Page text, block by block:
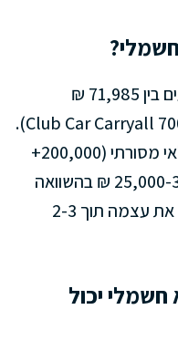
מחירי טרקטורי משא חשמליים נעים בין 71,985 ₪
(Yamaha UMX) ל-87,320 ₪ (Club Car Carryall 700).
זה זול משמעותית מטרקטור חקלאי מסורתי (200,000+
₪) ומציע חיסכון שנתי של 25,000-30,000 ₪ בהשוואה
לטרקטור דיזל. ההשקעה מחזירה את עצמה תוך 2-3
יכול